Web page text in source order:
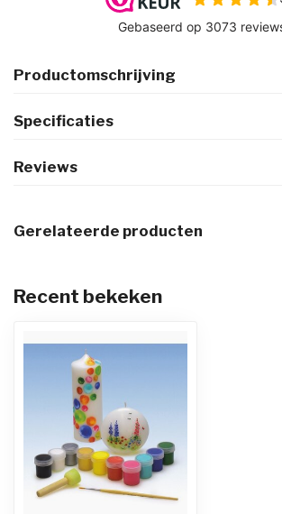
Productomschrijving
Specificaties
Reviews
Gerelateerde producten
Recent bekeken